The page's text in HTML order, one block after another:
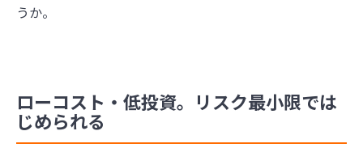
うか。
ローコスト・低投資。リスク最小限では
じめられる